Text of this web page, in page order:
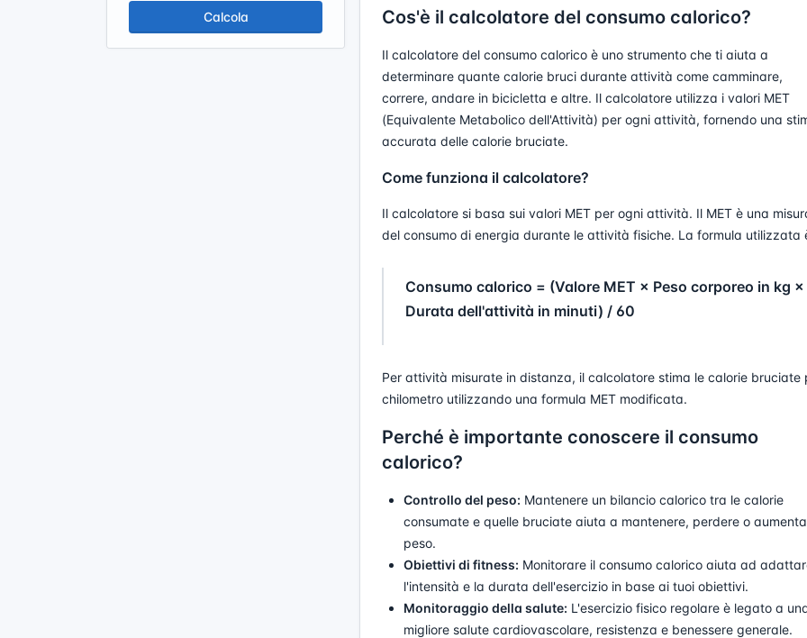
Calcola Cos'è il calcolatore del consumo calorico?
Il calcolatore del consumo calorico è uno strumento che ti aiuta a
determinare quante calorie bruci durante attività come camminare,
correre, andare in bicicletta e altre. Il calcolatore utilizza i valori MET
(Equivalente Metabolico dell'Attività) per ogni attività, fornendo una
accurata delle calorie bruciate.
Come funziona il calcolatore?
Il calcolatore si basa sui valori MET per ogni attività. Il MET è una
del consumo di energia durante le attività fisiche. La formula utilizzata
Consumo calorico = (Valore MET × Peso corporeo in kg ×
Durata dell'attività in minuti) / 60
Per attività misurate in distanza, il calcolatore stima le calorie bruciate
chilometro utilizzando una formula MET modificata.
Perché è importante conoscere il consumo
calorico?
Controllo del peso: Mantenere un bilancio calorico tra le calorie
consumate e quelle bruciate aiuta a mantenere, perdere o
peso.
Obiettivi di fitness: Monitorare il consumo calorico aiuta ad
l'intensità e la durata dell'esercizio in base ai tuoi obiettivi.
Monitoraggio della salute: L'esercizio fisico regolare è legato a
migliore salute cardiovascolare, resistenza e benessere generale.